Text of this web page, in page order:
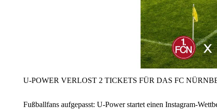
U‑POWER VERLOST 2 TICKETS FÜR DAS FC
Fußballfans aufgepasst: U‑Power startet einen Instagram-